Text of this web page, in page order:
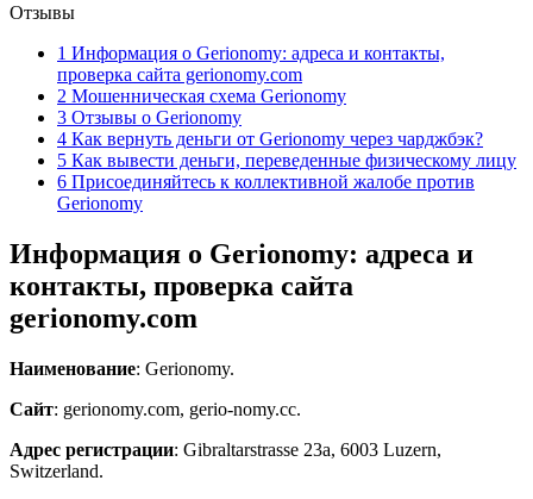
Отзывы
1 Информация о Gerionomy: адреса и контакты,
проверка сайта gerionomy.com
2 Мошенническая схема Gerionomy
3 Отзывы о Gerionomy
4 Как вернуть деньги от Gerionomy через чарджбэк?
5 Как вывести деньги, переведенные физическому лицу
6 Присоединяйтесь к коллективной жалобе против
Gerionomy
Информация о Gerionomy: адреса и
контакты, проверка сайта
gerionomy.com
Наименование: Gerionomy.
Сайт: gerionomy.com, gerio-nomy.cc.
Адрес регистрации: Gibraltarstrasse 23a, 6003 Luzern,
Switzerland.